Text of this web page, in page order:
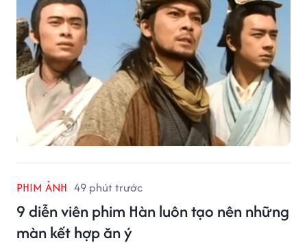
PHIM ẢNH 49 phút trước
9 diễn viên phim Hàn luôn tạo nên những
màn kết hợp ăn ý